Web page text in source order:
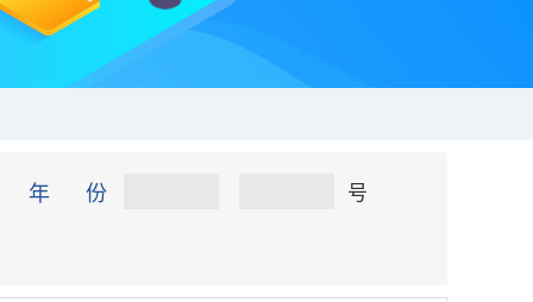
年 份 号